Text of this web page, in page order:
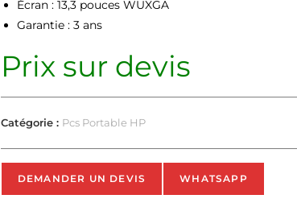
Écran : 13,3 pouces WUXGA
Garantie : 3 ans
Prix sur devis
Catégorie : Pcs Portable HP
DEMANDER UN DEVIS WHATSAPP